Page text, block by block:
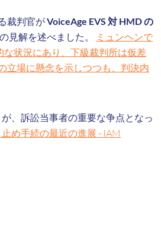
裁判官がVoiceAge EVS 対 HMD の
見解を述べました。
ミュンヘンで
な状況にあり、下級裁判所は仮差
立場に懸念を示しつつも、判決内
が、訴訟当事者の重要な争点となっ
め手続の最近の進展 - IAM